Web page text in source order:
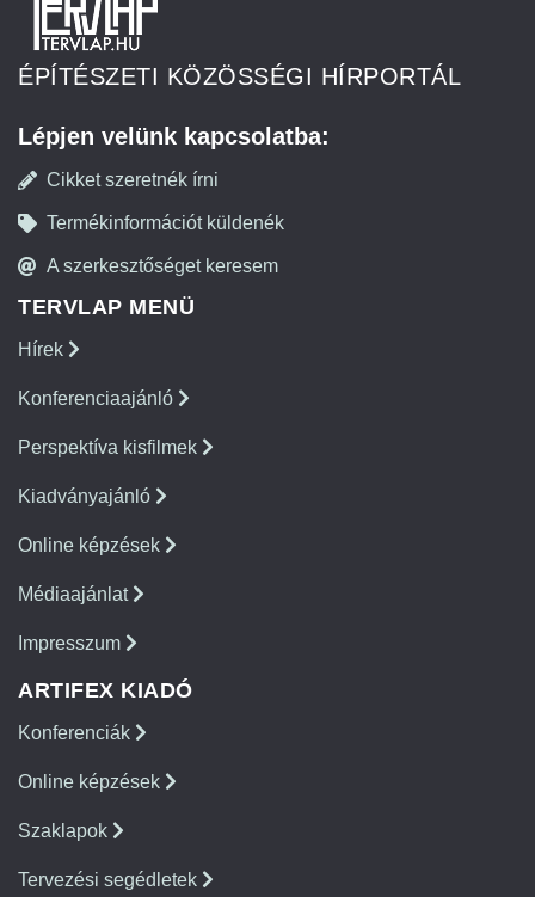
ÉPÍTÉSZETI KÖZÖSSÉGI HÍRPORTÁL
Lépjen velünk kapcsolatba:
Cikket szeretnék írni
Termékinformációt küldenék
A szerkesztőséget keresem
TERVLAP MENÜ
Hírek
Konferenciaajánló
Perspektíva kisfilmek
Kiadványajánló
Online képzések
Médiaajánlat
Impresszum
ARTIFEX KIADÓ
Konferenciák
Online képzések
Szaklapok
Tervezési segédletek